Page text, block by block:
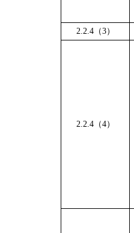
2.2.4（3）
2.2.4（4）